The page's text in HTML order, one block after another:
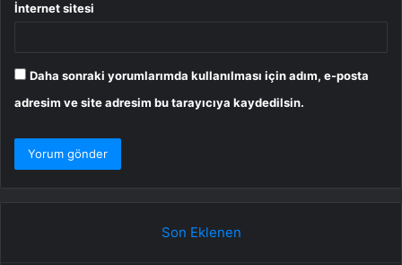
İnternet sitesi
Daha sonraki yorumlarımda kullanılması için adım, e-posta
adresim ve site adresim bu tarayıcıya kaydedilsin.
Son Eklenen